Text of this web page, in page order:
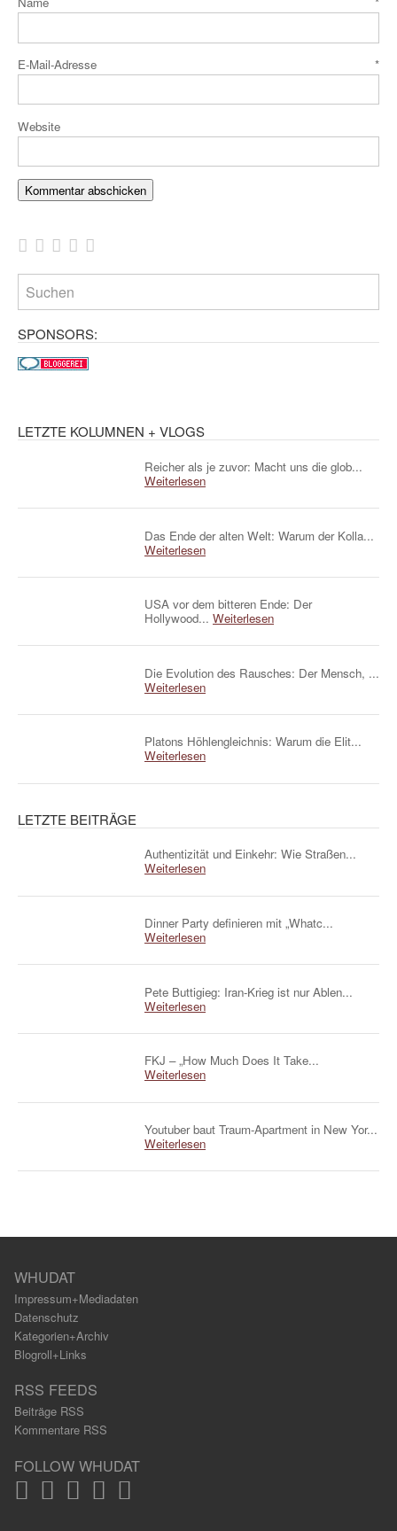
E-Mail-Adresse *
Website
SPONSORS:
LETZTE KOLUMNEN + VLOGS
Reicher als je zuvor: Macht uns die glob...
Weiterlesen
Das Ende der alten Welt: Warum der Kolla...
Weiterlesen
USA vor dem bitteren Ende: Der
Hollywood... Weiterlesen
Die Evolution des Rausches: Der Mensch, ...
Weiterlesen
Platons Höhlengleichnis: Warum die Elit...
Weiterlesen
LETZTE BEITRÄGE
Authentizität und Einkehr: Wie Straßen...
Weiterlesen
Dinner Party definieren mit „Whatc...
Weiterlesen
Pete Buttigieg: Iran-Krieg ist nur Ablen...
Weiterlesen
FKJ – „How Much Does It Take...
Weiterlesen
Youtuber baut Traum-Apartment in New Yor...
Weiterlesen
WHUDAT
Impressum+Mediadaten
Datenschutz
Kategorien+Archiv
Blogroll+Links
RSS FEEDS
Beiträge RSS
Kommentare RSS
FOLLOW WHUDAT